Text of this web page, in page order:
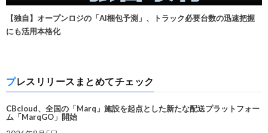
【独自】オープンロジの「AI梱包予測」、トラック必要台数の迅速把握
にも活用本格化
プレスリリースまとめてチェック
CBcloud、全国の「Marq」施設を起点とした新たな配送プラットフォー
ム「MarqGO」開始